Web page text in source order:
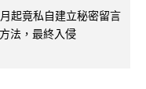
起竟私自建立秘密留言
法，最終入侵